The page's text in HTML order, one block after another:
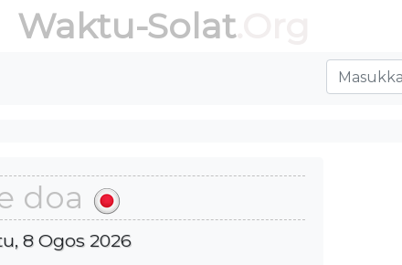
Waktu-Solat.Org
doa
8 Ogos 2026